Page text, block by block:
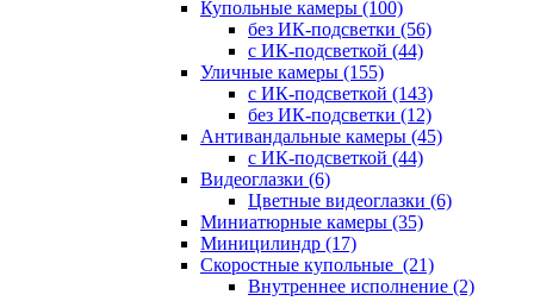
Купольные камеры (100)
без ИК-подсветки (56)
с ИК-подсветкой (44)
Уличные камеры (155)
с ИК-подсветкой (143)
без ИК-подсветки (12)
Антивандальные камеры (45)
с ИК-подсветкой (44)
Видеоглазки (6)
Цветные видеоглазки (6)
Миниатюрные камеры (35)
Миницилиндр (17)
Скоростные купольные (21)
Внутреннее исполнение (2)